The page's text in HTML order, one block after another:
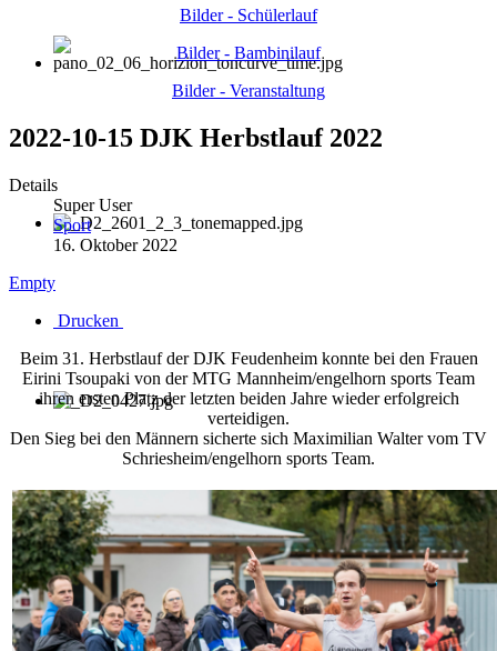
Bilder - Schülerlauf
Bilder - Bambinilauf
Bilder - Veranstaltung
2022-10-15 DJK Herbstlauf 2022
Details
Super User
Sport
16. Oktober 2022
Empty
Drucken
Beim 31. Herbstlauf der DJK Feudenheim konnte bei den Frauen
Eirini Tsoupaki von der MTG Mannheim/engelhorn sports Team
ihren ersten Platz der letzten beiden Jahre wieder erfolgreich
verteidigen.
Den Sieg bei den Männern sicherte sich Maximilian Walter vom TV
Schriesheim/engelhorn sports Team.